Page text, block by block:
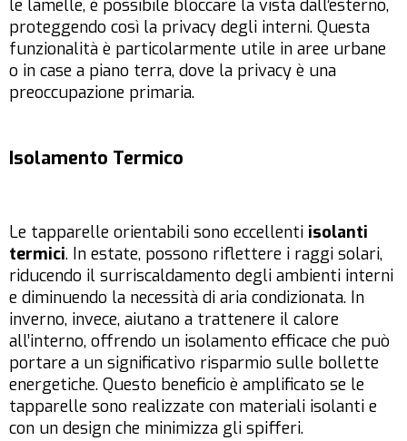
le lamelle, è possibile bloccare la vista dall’esterno,
proteggendo così la privacy degli interni. Questa
funzionalità è particolarmente utile in aree urbane
o in case a piano terra, dove la privacy è una
preoccupazione primaria.
Isolamento Termico
Le tapparelle orientabili sono eccellenti isolanti
termici. In estate, possono riflettere i raggi solari,
riducendo il surriscaldamento degli ambienti interni
e diminuendo la necessità di aria condizionata. In
inverno, invece, aiutano a trattenere il calore
all’interno, offrendo un isolamento efficace che può
portare a un significativo risparmio sulle bollette
energetiche. Questo beneficio è amplificato se le
tapparelle sono realizzate con materiali isolanti e
con un design che minimizza gli spifferi.